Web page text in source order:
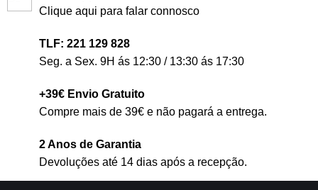
Clique aqui para falar connosco
TLF: 221 129 828
Seg. a Sex. 9H ás 12:30 / 13:30 ás 17:30
+39€ Envio Gratuito
Compre mais de 39€ e não pagará a entrega.
2 Anos de Garantia
Devoluções até 14 dias após a recepção.